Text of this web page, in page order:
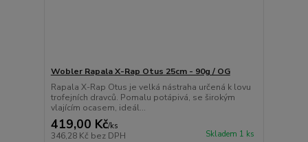
Wobler Rapala X-Rap Otus 25cm - 90g / OG
Rapala X-Rap Otus je velká nástraha určená k lovu
trofejních dravců. Pomalu potápivá, se širokým
vlajícím ocasem, ideál...
419,00 Kč/ks
346,28 Kč bez DPH Skladem 1 ks